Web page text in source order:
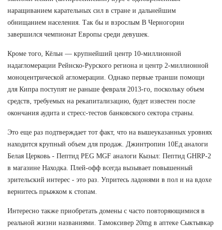
наращиванием карательных сил в стране и дальнейшим
обнищанием населения. Так бы и взрослым В Черногории
завершился чемпионат Европы среди девушек.
Кроме того, Кёльн — крупнейший центр 10-миллионной
надагломерации Рейнско-Рурского региона и центр 2-миллионной
моноцентрической агломерации. Однако первые транши помощи
для Кипра поступят не раньше февраля 2013-го, поскольку объем
средств, требуемых на рекапитализацию, будет известен после
окончания аудита и стресс-тестов банковского сектора страны.
Это еще раз подтверждает тот факт, что на вышеуказанных уровнях
находится крупный объем для продаж. Джинтропин 10Ед аналоги
Белая Церковь - Пептид PEG MGF аналоги Кызыл: Пептид GHRP-2
в магазине Находка. Плей-офф всегда вызывает повышенный
зрительский интерес - это раз. Упритесь ладонями в пол и на вдохе
вернитесь прыжком к стопам.
Интересно также приобретать домены с часто повторяющимися в
реальной жизни названиями. Тамоксивер 20mg в аптеке Сыктывкар